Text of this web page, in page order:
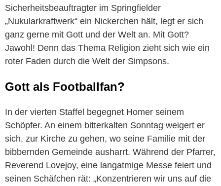
Sicherheitsbeauftragter im Springfielder
„Nukularkraftwerk“ ein Nickerchen hält, legt er sich
ganz gerne mit Gott und der Welt an. Mit Gott?
Jawohl! Denn das Thema Religion zieht sich wie ein
roter Faden durch die Welt der Simpsons.
Gott als Footballfan?
In der vierten Staffel begegnet Homer seinem
Schöpfer. An einem bitterkalten Sonntag weigert er
sich, zur Kirche zu gehen, wo seine Familie mit der
bibbernden Gemeinde ausharrt. Während der Pfarrer,
Reverend Lovejoy, eine langatmige Messe feiert und
seinen Schäfchen rät: „Konzentrieren wir uns auf die